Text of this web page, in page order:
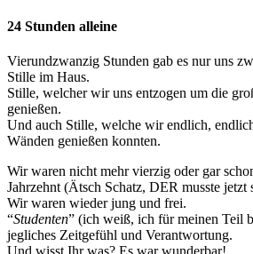
24 Stunden alleine
Vierundzwanzig Stunden gab es nur uns
Stille im Haus.
Stille, welcher wir uns entzogen um die
genießen.
Und auch Stille, welche wir endlich,
Wänden genießen konnten.
Wir waren nicht mehr vierzig oder gar
Jahrzehnt (Ätsch Schatz, DER musste jetzt
Wir waren wieder jung und frei.
“Studenten” (ich weiß, ich für meinen Teil
jegliches Zeitgefühl und Verantwortung.
Und wisst Ihr was? Es war wunderbar!